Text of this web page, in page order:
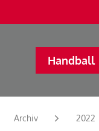
Handball
Archiv 2022